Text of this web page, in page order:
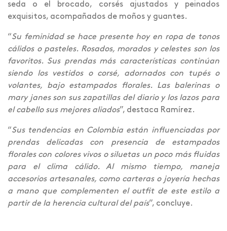
seda o el brocado, corsés ajustados y peinados
exquisitos, acompañados de moños y guantes.
“Su feminidad se hace presente hoy en ropa de tonos
cálidos o pasteles. Rosados, morados y celestes son los
favoritos. Sus prendas más características continúan
siendo los vestidos o corsé, adornados con tupés o
volantes, bajo estampados florales. Las balerinas o
mary janes son sus zapatillas del diario y los lazos para
el cabello sus mejores aliados”, destaca Ramírez.
“Sus tendencias en Colombia están influenciadas por
prendas delicadas con presencia de estampados
florales con colores vivos o siluetas un poco más fluidas
para el clima cálido. Al mismo tiempo, maneja
accesorios artesanales, como carteras o joyería hechas
a mano que complementen el outfit de este estilo a
partir de la herencia cultural del país”, concluye.